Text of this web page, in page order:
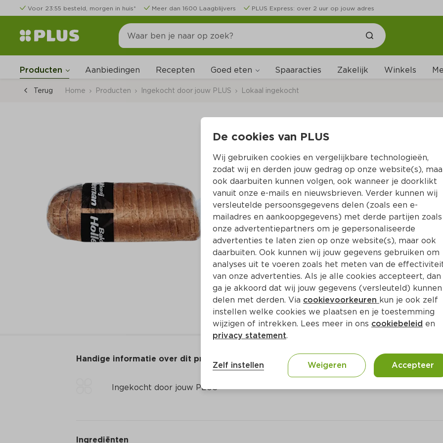
Voor 23:55 besteld, morgen in huis* Meer dan 1600 Laagblijvers PLUS Express: over 2 uur op jouw adres
Producten Aanbiedingen Recepten Goed eten Spaaracties Zakelijk Winkels
Terug Home Producten Ingekocht door jouw PLUS Lokaal ingekocht
Lokaal HM Tarwe
Per Stuk 1 st
0.00
Toevoegen
Handige informatie over dit product
Ingekocht door jouw PLUS
Ingrediënten
De cookies van PLUS
Wij gebruiken cookies en vergelijkbare technologieën,
zodat wij en derden jouw gedrag op onze website(s),
ook daarbuiten kunnen volgen, ook wanneer je doorklikt
vanuit onze e-mails en nieuwsbrieven. Verder kunnen wij
versleutelde persoonsgegevens delen (zoals een e-
mailadres en aankoopgegevens) met derde partijen zoals
onze advertentiepartners om je gepersonaliseerde
advertenties te laten zien op onze website(s), maar ook
daarbuiten. Ook kunnen wij jouw gegevens gebruiken om
analyses uit te voeren zoals het meten van de
van onze advertenties. Als je alle cookies accepteert, dan
ga je akkoord dat wij jouw gegevens (versleuteld) kunnen
delen met derden. Via cookievoorkeuren kun je ook zelf
instellen welke cookies we plaatsen en je toestemming
wijzigen of intrekken. Lees meer in ons cookiebeleid en
privacy statement.
Zelf instellen Weigeren Accepteer